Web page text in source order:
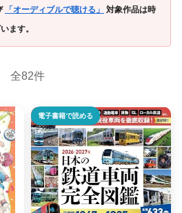
「オーディブルで聴ける」
対象作品は時
ます。
全82件
電子書籍で読める